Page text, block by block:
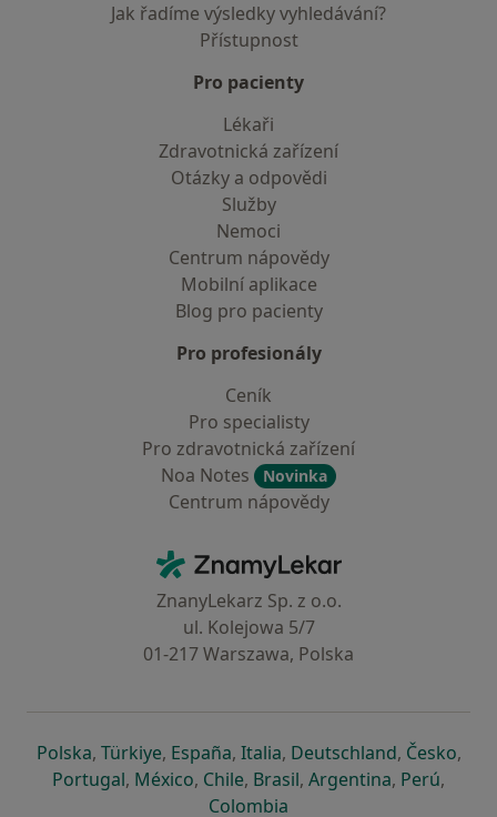
Jak řadíme výsledky vyhledávání?
Přístupnost
Pro pacienty
Lékaři
Zdravotnická zařízení
Otázky a odpovědi
Služby
Nemoci
Centrum nápovědy
Mobilní aplikace
Blog pro pacienty
Pro profesionály
Ceník
Pro specialisty
Pro zdravotnická zařízení
Noa Notes
Novinka
Centrum nápovědy
ZnamyLekar - Hlavní stránka
ZnanyLekarz Sp. z o.o.
ul. Kolejowa 5/7
01-217 Warszawa, Polska
Polskase otevře v nové záložce
, Türkiyese otevře v nové záložce
, Españase otevře v nové záložce
, Italiase otevře v nové záložce
, Deutschlandse otevře v
, Českose
,
Portugalse otevře v nové záložce
, Méxicose otevře v nové záložce
, Chilese otevře v nové záložce
, Brasilse otevře v nové
, Argentinase otevře v
, Perúse
,
Colombia